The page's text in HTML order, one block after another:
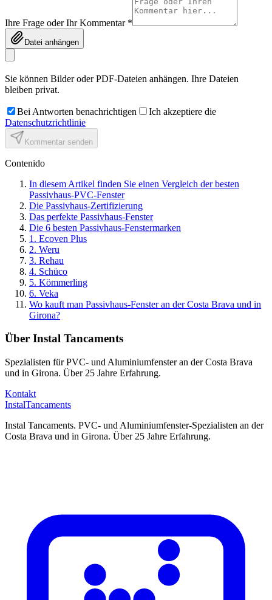
Ihre Frage oder Ihr Kommentar *
Datei anhängen
Sie können Bilder oder PDF-Dateien anhängen. Ihre Dateien
bleiben privat.
Bei Antworten benachrichtigen
Ich akzeptiere die
Datenschutzrichtlinie
Kommentar senden
Contenido
In diesem Artikel finden Sie einen Vergleich der besten
Passivhaus-PVC-Fenster
Die Passivhaus-Zertifizierung
Das perfekte Passivhaus-Fenster
Die 6 besten Passivhaus-Fenstermarken
1. Ecoven Plus
2. Weru
3. Rehau
4. Schüco
5. Kömmerling
6. Veka
Wo kauft man Passivhaus-Fenster an der Costa Brava und in
Girona?
Über Instal Tancaments
Spezialisten für PVC- und Aluminiumfenster an der Costa Brava
und in Girona. Über 25 Jahre Erfahrung.
Kontakt
InstalTancaments
Instal Tancaments. PVC- und Aluminiumfenster-Spezialisten an der
Costa Brava und in Girona. Über 25 Jahre Erfahrung.